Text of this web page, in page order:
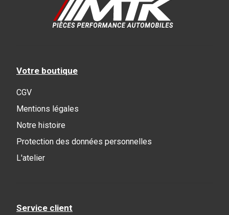
Votre boutique
CGV
Mentions légales
Notre histoire
Protection des données personnelles
L'atelier
Service client